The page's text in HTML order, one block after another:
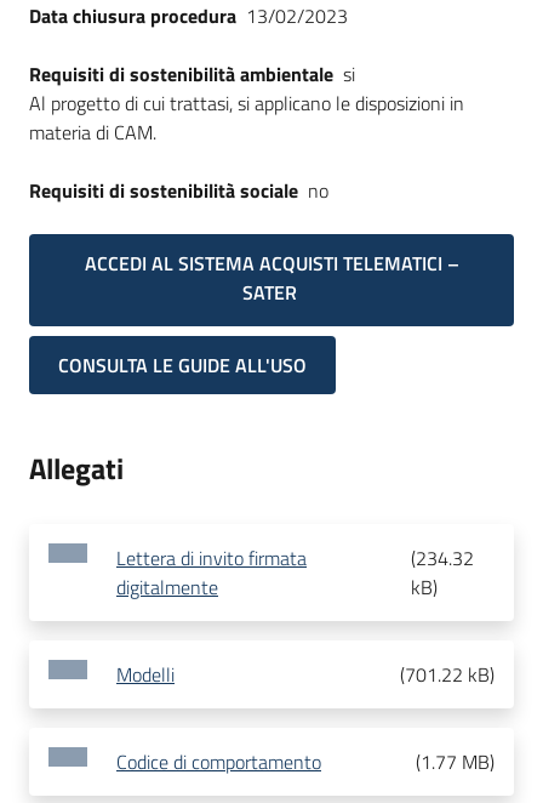
Data chiusura procedura 13/02/2023
Requisiti di sostenibilità ambientale si
Al progetto di cui trattasi, si applicano le disposizioni in
materia di CAM.
Requisiti di sostenibilità sociale no
ACCEDI AL SISTEMA ACQUISTI TELEMATICI –
SATER
CONSULTA LE GUIDE ALL'USO
Allegati
Lettera di invito firmata
digitalmente
(234.32
kB)
Modelli (701.22 kB)
Codice di comportamento (1.77 MB)